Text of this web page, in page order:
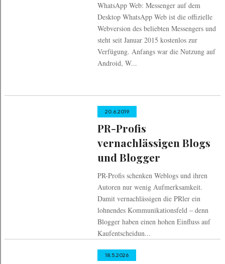
WhatsApp Web: Messenger auf dem
Desktop WhatsApp Web ist die offizielle
Webversion des beliebten Messengers und
steht seit Januar 2015 kostenlos zur
Verfügung. Anfangs war die Nutzung auf
Android, W...
20.6.2019
PR-Profis
vernachlässigen Blogs
und Blogger
PR-Profis schenken Weblogs und ihren
Autoren nur wenig Aufmerksamkeit.
Damit vernachlässigen die PRler ein
lohnendes Kommunikationsfeld – denn
Blogger haben einen hohen Einfluss auf
Kaufentscheidun...
18.5.2026